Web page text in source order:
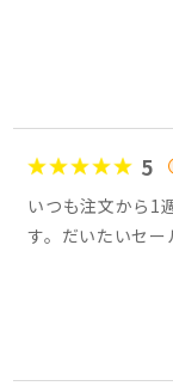
5
いつも注文から1
す。だいたいセー